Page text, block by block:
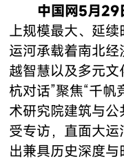
中国网5月29
上规模最大、延
运河承载着南北
越智慧以及多元
杭对话”聚焦“千
术研究院建筑与
受专访，直面大
出兼具历史深度与